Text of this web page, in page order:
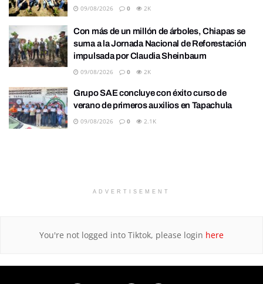
09/08/2026 0 2K
Con más de un millón de árboles, Chiapas se
suma a la Jornada Nacional de Reforestación
impulsada por Claudia Sheinbaum
09/08/2026 0 2K
Grupo SAE concluye con éxito curso de
verano de primeros auxilios en Tapachula
09/08/2026 0 2.1K
ADVERTISEMENT
You're not logged into Tiktok, please login here